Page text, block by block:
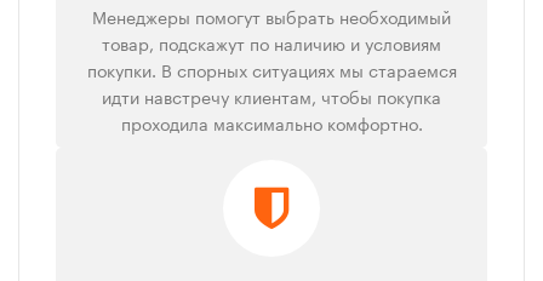
Менеджеры помогут выбрать необходимый
товар, подскажут по наличию и условиям
покупки. В спорных ситуациях мы стараемся
идти навстречу клиентам, чтобы покупка
проходила максимально комфортно.